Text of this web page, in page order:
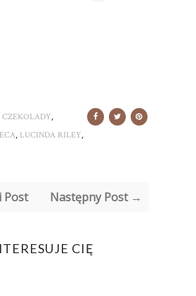
,
, LUCINDA RILEY,
Post Następny Post →
CIĘ